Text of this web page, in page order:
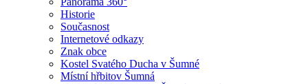
Historie
Současnost
Internetové odkazy
Znak obce
Kostel Svatého Ducha v Šumné
Místní hřbitov Šumná